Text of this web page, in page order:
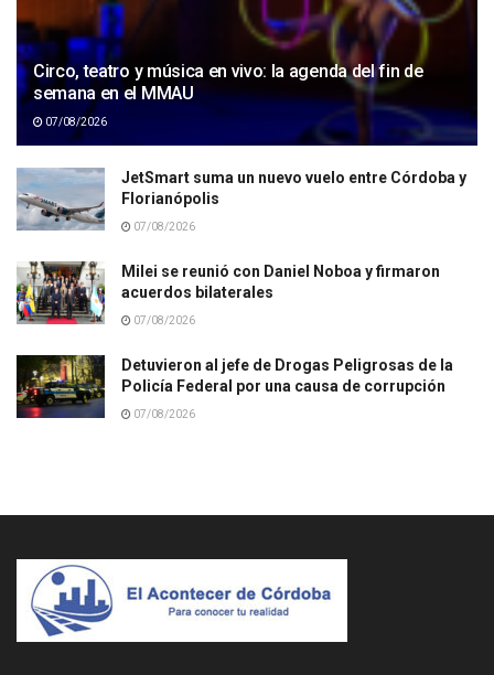
Circo, teatro y música en vivo: la agenda del fin de
semana en el MMAU
07/08/2026
JetSmart suma un nuevo vuelo entre Córdoba y
Florianópolis
07/08/2026
Milei se reunió con Daniel Noboa y firmaron
acuerdos bilaterales
07/08/2026
Detuvieron al jefe de Drogas Peligrosas de la
Policía Federal por una causa de corrupción
07/08/2026